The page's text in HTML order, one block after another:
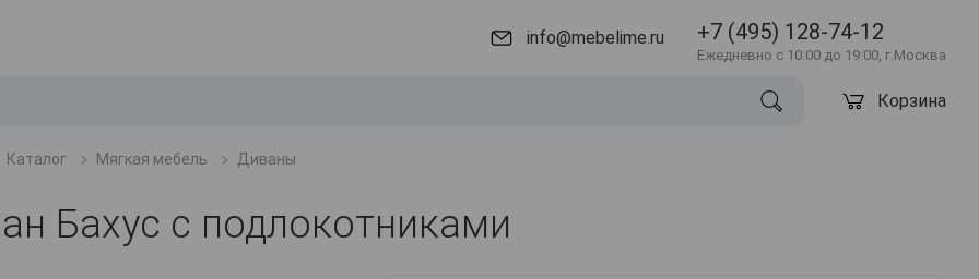
info@mebelime.ru +7 (495) 128-74-12
Ежедневно с 10:00 до 19:00, г.Москва
Корзина
Каталог Мягкая мебель Диваны
Бахус с подлокотниками